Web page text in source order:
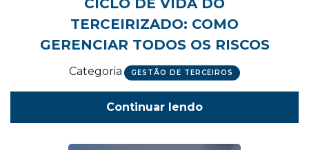
CICLO DE VIDA DO
TERCEIRIZADO: COMO
GERENCIAR TODOS OS RISCOS
Categoria GESTÃO DE TERCEIROS
Continuar lendo